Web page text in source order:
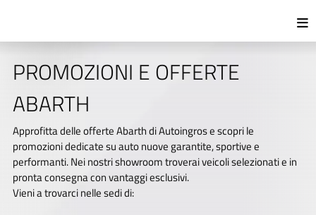
PROMOZIONI E OFFERTE
ABARTH
Approfitta delle offerte Abarth di Autoingros e scopri le
promozioni dedicate su auto nuove garantite, sportive e
performanti. Nei nostri showroom troverai veicoli selezionati e in
pronta consegna con vantaggi esclusivi.
Vieni a trovarci nelle sedi di: